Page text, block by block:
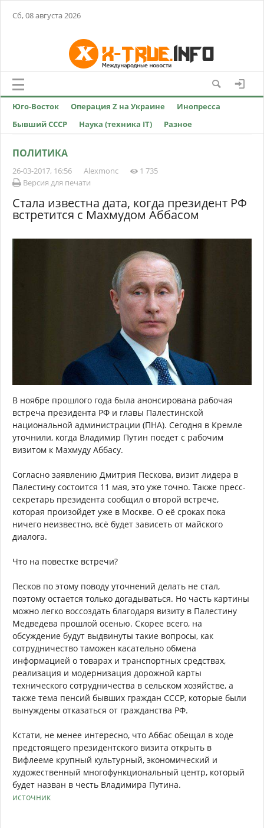
Сб, 08 августа 2026
Юго-Восток Операция Z на Украине
Инопресса
Бывший СССР
Наука (техника IT) Разное
ПОЛИТИКА
26-03-2017, 16:56 Alexmonc
1 735
Версия для печати
Стала известна дата, когда президент РФ
встретится с Махмудом Аббасом
В ноябре прошлого года была анонсирована рабочая
встреча президента РФ и главы Палестинcкой
национальной администрации (ПНА). Сегодня в Кремле
уточнили, когда Владимир Путин поедет с рабочим
визитом к Махмуду Аббасу.
Согласно заявлению Дмитрия Пескова, визит лидера в
Палестину состоится 11 мая, это уже точно. Также пресс-
секретарь президента сообщил о второй встрече,
которая произойдет уже в Москве. О её сроках пока
ничего неизвестно, всё будет зависеть от майского
диалога.
Что на повестке встречи?
Песков по этому поводу уточнений делать не стал,
поэтому остается только догадываться. Но часть картины
можно легко воссоздать благодаря визиту в Палестину
Медведева прошлой осенью. Скорее всего, на
обсуждение будут выдвинуты такие вопросы, как
сотрудничество таможен касательно обмена
информацией о товарах и транспортных средствах,
реализация и модернизация дорожной карты
технического сотрудничества в сельском хозяйстве, а
также тема пенсий бывших граждан СССР, которые были
вынуждены отказаться от гражданства РФ.
Кстати, не менее интересно, что Аббас обещал в ходе
предстоящего президентского визита открыть в
Вифлееме крупный культурный, экономический и
художественный многофункциональный центр, который
будет назван в честь Владимира Путина.
источник